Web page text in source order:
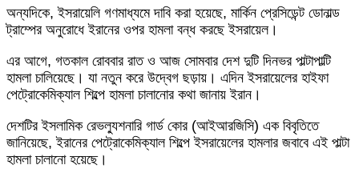
অন্যদিকে, ইসরায়েলি গণমাধ্যমে দাবি করা হয়েছে, মার্কিন প্রেসিডেন্ট ডোনাল্ড
ট্রাম্পের অনুরোধে ইরানের ওপর হামলা বন্ধ করছে ইসরায়েল।
এর আগে, গতকাল রোববার রাত ও আজ সোমবার দেশ দুটি দিনভর পাল্টাপাল্টি
হামলা চালিয়েছে। যা নতুন করে উদ্বেগ ছড়ায়। এদিন ইসরায়েলের হাইফা
পেট্রোকেমিক্যাল শিল্পে হামলা চালানোর কথা জানায় ইরান।
দেশটির ইসলামিক রেভল্যুশনারি গার্ড কোর (আইআরজিসি) এক বিবৃতিতে
জানিয়েছে, ইরানের পেট্রোকেমিক্যাল শিল্পে ইসরায়েলের হামলার জবাবে এই পাল্টা
হামলা চালানো হয়েছে।